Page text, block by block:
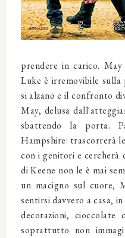
prendere in carico.
Luke è irremovibile
si alzano e il confronto
May, delusa
sbattendo la porta.
Hampshire: trascorrerà
con i genitori e cercherà
di Keene non le è mai
un macigno sul cuore,
sentirsi davvero a casa,
decorazioni,
soprattutto non